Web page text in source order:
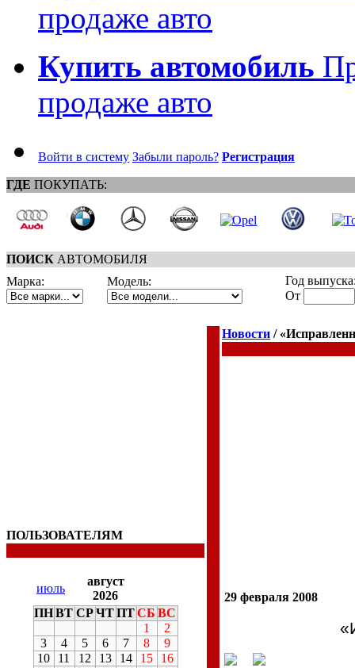
продаже авто
Купить автомобиль
продаже авто
Войти в систему Забыли пароль? Регистрация
ГДЕ ПОКУПАТЬ:
ПОИСК АВТОМОБИЛЯ
Марка:
Модель:
Год
От
ПОЛЬЗОВАТЕЛЯМ
июль
август
2026
ПНВТ СР ЧТ ПТ СБ ВС
1
2
3
4 5 6 7 8
9
10
11 12 13 14 15
16
Новости /
29 февраля 2008